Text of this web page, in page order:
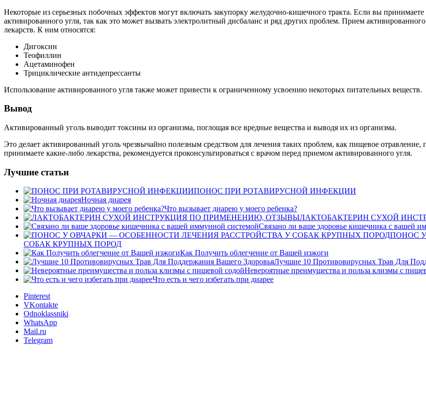
Некоторые из серьезных побочных эффектов могут включать закупорку желудочно-кишечного тракта. Если вы принимаете
активированного угля, так как это может вызвать электролитный дисбаланс и ряд других проблем. Прием
лекарств. К ним относятся:
Дигоксин
Теофиллин
Ацетаминофен
Трициклические антидепрессанты
Использование активированного угля также может привести к ограниченному усвоению некоторых питательных веществ.
Вывод
Активированный уголь выводит токсины из организма, поглощая все вредные вещества и выводя их из организма.
Это делает активированный уголь чрезвычайно полезным средством для лечения таких проблем, как пищевое
принимаете какие-либо лекарства, рекомендуется проконсультироваться с врачом перед приемом активированного угля.
Лучшие статьи
ПОНОС ПРИ РОТАВИРУСНОЙ ИНФЕКЦИИ
Ночная диарея
Что вызывает диарею у моего ребенка?
ЛАКТОБАКТЕРИН СУХОЙ
Связано ли ваше здоровье кишечника с вашей
ПОНОС
СОБАК КРУПНЫХ ПОРОД
Как Получить облегчение от Вашей изжоги
Лучшие 10 Противовирусных Трав Для
Невероятные преимущества и польза клизмы с
Что есть и чего избегать при диарее
Pinterest
VKontakte
Odnoklassniki
WhatsApp
Mail.ru
Telegram